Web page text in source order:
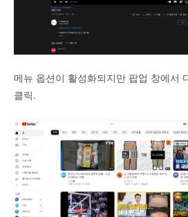
메뉴 옵션이 활성화되지만 팝업 창에서
클릭.